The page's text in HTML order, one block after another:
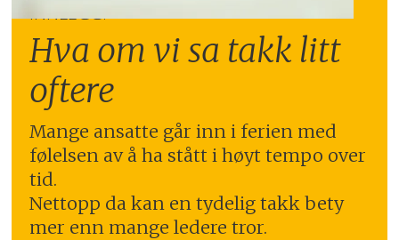
INNLEGG:
Hva om vi sa takk litt
oftere
Mange ansatte går inn i ferien med
følelsen av å ha stått i høyt tempo over
tid.
Nettopp da kan en tydelig takk bety
mer enn mange ledere tror.